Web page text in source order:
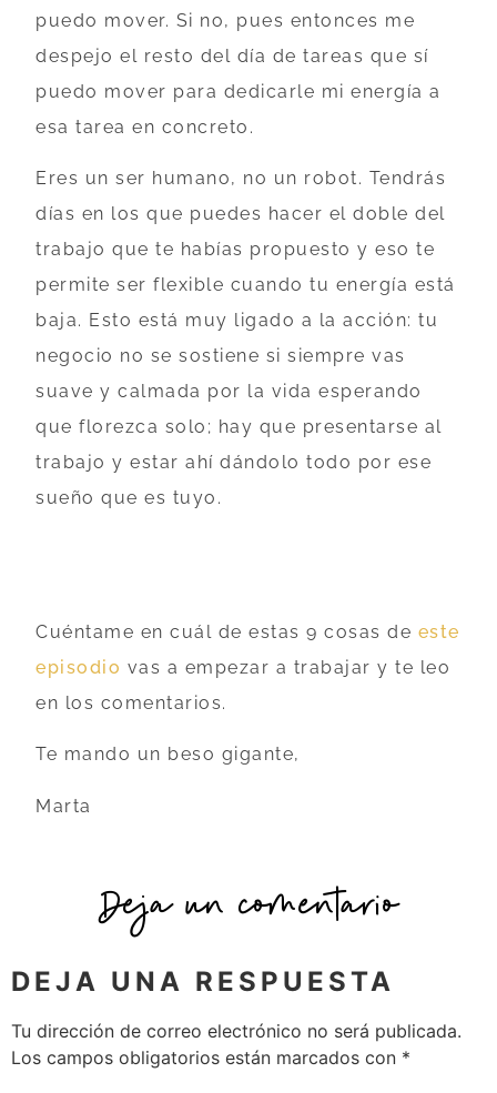
puedo mover. Si no, pues entonces me
despejo el resto del día de tareas que sí
puedo mover para dedicarle mi energía a
esa tarea en concreto.
Eres un ser humano, no un robot. Tendrás
días en los que puedes hacer el doble del
trabajo que te habías propuesto y eso te
permite ser flexible cuando tu energía está
baja. Esto está muy ligado a la acción: tu
negocio no se sostiene si siempre vas
suave y calmada por la vida esperando
que florezca solo; hay que presentarse al
trabajo y estar ahí dándolo todo por ese
sueño que es tuyo.
Cuéntame en cuál de estas 9 cosas de este
episodio vas a empezar a trabajar y te leo
en los comentarios.
Te mando un beso gigante,
Marta
Deja un comentario
DEJA UNA RESPUESTA
Tu dirección de correo electrónico no será publicada.
Los campos obligatorios están marcados con *